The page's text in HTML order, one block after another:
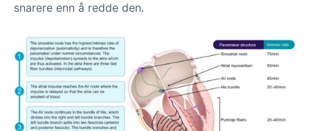
snarere enn å redde den.